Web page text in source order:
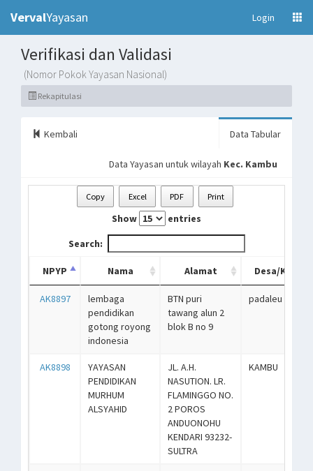
VervalYayasan Login (current)
Verifikasi dan Validasi
(Nomor Pokok Yayasan Nasional)
Rekapitulasi
Data Tabular
Kembali
Data Yayasan untuk wilayah Kec. Kambu
Copy Excel PDF Print
Show
entries
Search:
NPYP Nama Alamat Desa/
AK8897
lembaga
pendidikan
gotong royong
indonesia
BTN puri
tawang alun 2
blok B no 9
padaleu
AK8898
YAYASAN
PENDIDIKAN
MURHUM
ALSYAHID
JL. A.H.
NASUTION. LR.
FLAMINGGO NO.
2 POROS
ANDUONOHU
KENDARI 93232-
SULTRA
KAMBU